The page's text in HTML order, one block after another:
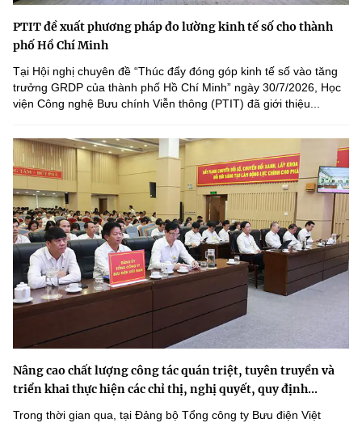
PTIT đề xuất phương pháp đo lường kinh tế số cho thành
phố Hồ Chí Minh
Tại Hội nghị chuyên đề “Thúc đẩy đóng góp kinh tế số vào tăng
trưởng GRDP của thành phố Hồ Chí Minh” ngày 30/7/2026, Học
viện Công nghệ Bưu chính Viễn thông (PTIT) đã giới thiệu...
Nâng cao chất lượng công tác quán triệt, tuyên truyền và
triển khai thực hiện các chỉ thị, nghị quyết, quy định...
Trong thời gian qua, tại Đảng bộ Tổng công ty Bưu điện Việt